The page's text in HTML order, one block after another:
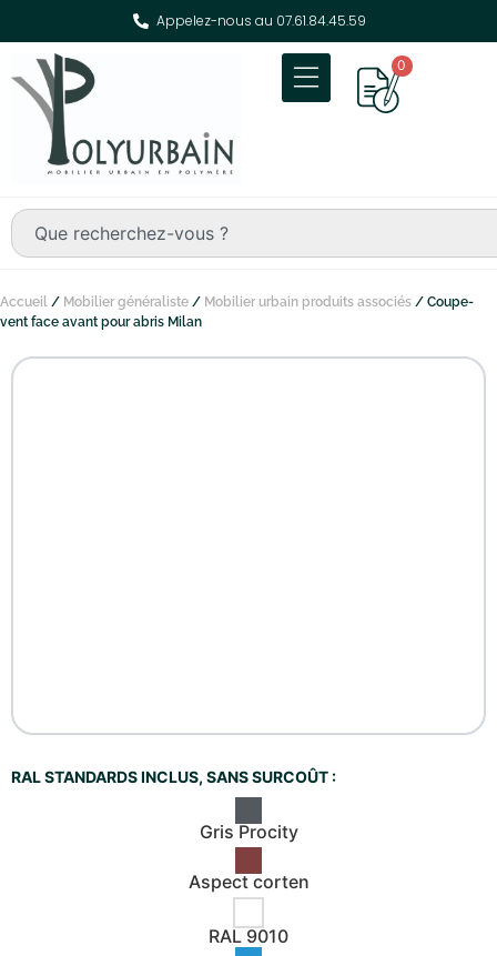
Appelez-nous au 07.61.84.45.59
0
Accueil / Mobilier généraliste / Mobilier urbain produits associés / Coupe-
vent face avant pour abris Milan
RAL STANDARDS INCLUS, SANS SURCOÛT :
Gris Procity
Aspect corten
RAL 9010